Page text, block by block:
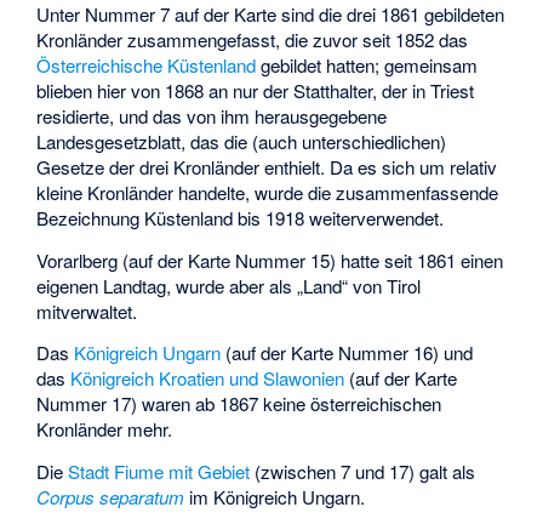
Unter Nummer 7 auf der Karte sind die drei 1861 gebildeten
Kronländer zusammengefasst, die zuvor seit 1852 das
Österreichische Küstenlandgebildet hatten; gemeinsam
blieben hier von 1868 an nur der Statthalter, der in Triest
residierte, und das von ihm herausgegebene
Landesgesetzblatt, das die (auch unterschiedlichen)
Gesetze der drei Kronländer enthielt. Da es sich um relativ
kleine Kronländer handelte, wurde die zusammenfassende
Bezeichnung Küstenland bis 1918 weiterverwendet.
Vorarlberg (auf der Karte Nummer 15) hatte seit 1861 einen
eigenen Landtag, wurde aber als „Land“ von Tirol
mitverwaltet.
Das Königreich Ungarn (auf der Karte Nummer 16) und
das Königreich Kroatien und Slawonien (auf der Karte
Nummer 17) waren ab 1867 keine österreichischen
Kronländer mehr.
DieStadt Fiume mit Gebiet (zwischen 7 und 17) galt als
Corpus separatum im Königreich Ungarn.